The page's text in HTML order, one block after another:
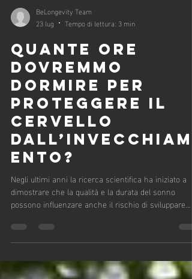
BeLongevity Team
23 lug
Tempo di lettura: 3 min
QUANTE ORE
DOVREMMO
DORMIRE PER
PROTEGGERE IL
CERVELLO
DALL’INVECCHIAM
ENTO?
dimostrare che la qualità e la durata del sonno
possono influenzare anche il rischio di sviluppare
malattia di Alzheimer. Una recente revisione